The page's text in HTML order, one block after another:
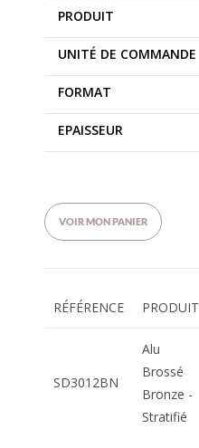
PRODUIT
UNITÉ DE COMMANDE
FORMAT
EPAISSEUR
VOIR MON PANIER
RÉFÉRENCE PRODUIT
SD3012BN
Alu
Brossé
Bronze -
Stratifié